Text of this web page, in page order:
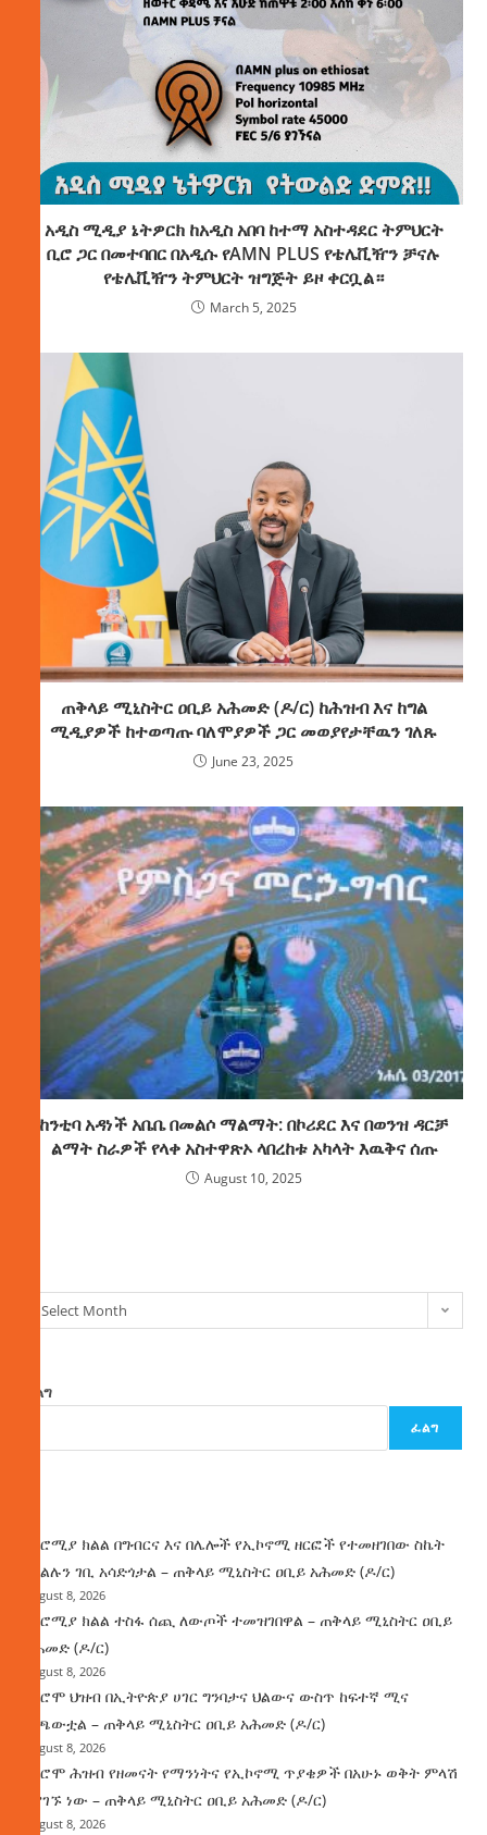
አዲስ ሚዲያ ኔትዎርክ ከአዲስ አበባ ከተማ አስተዳደር ትምህርት
ቢሮ ጋር በመተባበር በአዲሱ የAMN PLUS የቴሌቪዥን ቻናሉ
የቴሌቪዥን ትምህርት ዝግጅት ይዞ ቀርቧል።
March 5, 2025
ጠቅላይ ሚኒስትር ዐቢይ አሕመድ (ዶ/ር) ከሕዝብ እና ከግል
ሚዲያዎች ከተወጣጡ ባለሞያዎች ጋር መወያየታቸዉን ገለጹ
June 23, 2025
ከንቲባ አዳነች አቤቤ በመልሶ ማልማት: በኮሪደር እና በወንዝ ዳርቻ
ልማት ስራዎች የላቀ አስተዋጽኦ ላበረከቱ አካላት እዉቅና ሰጡ
August 10, 2025
Select Month
ፈልግ
ፈልግ
በኦሮሚያ ክልል በግብርና እና በሌሎች የኢኮኖሚ ዘርፎች የተመዘገበው ስኬት
የክልሉን ገቢ አሳድጎታል – ጠቅላይ ሚኒስትር ዐቢይ አሕመድ (ዶ/ር)
August 8, 2026
በኦሮሚያ ክልል ተስፋ ሰጪ ለውጦች ተመዝገበዋል – ጠቅላይ ሚኒስትር ዐቢይ
አሕመድ (ዶ/ር)
August 8, 2026
የኦሮሞ ህዝብ በኢትዮጵያ ሀገር ግንባታና ህልውና ውስጥ ከፍተኛ ሚና
ተጫውቷል – ጠቅላይ ሚኒስትር ዐቢይ አሕመድ (ዶ/ር)
August 8, 2026
የኦሮሞ ሕዝብ የዘመናት የማንነትና የኢኮኖሚ ጥያቄዎች በአሁኑ ወቅት ምላሽ
እያገኙ ነው – ጠቅላይ ሚኒስትር ዐቢይ አሕመድ (ዶ/ር)
August 8, 2026